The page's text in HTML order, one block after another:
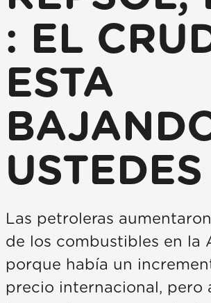
: EL
ESTA
USTEDES
Las petroleras
de los combustibles en la
porque había un
precio internacional, pero